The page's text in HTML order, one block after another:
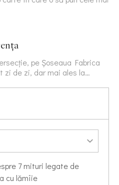
pe Șoseaua Fabrica
zi de zi, dar mai ales la…
7 mituri legate de
cu lămîie